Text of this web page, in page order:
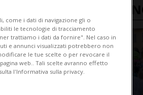
ULTIME
come i dati di navigazione gli o
le tecnologie di tracciamento
trattiamo i dati da fornire". Nel caso in
e annunci visualizzati potrebbero non
le tue scelte o per revocare il
web.. Tali scelte avranno effetto
l'Informativa sulla privacy.